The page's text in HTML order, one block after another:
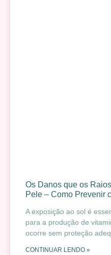
Os Danos que os
Pele – Como Prevenir
A exposição ao sol é
para a produção de
ocorre sem proteção
CONTINUAR LENDO »